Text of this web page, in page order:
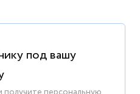
под вашу